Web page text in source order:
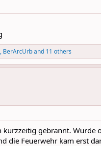
, BerArcUrband 11 others
kurzzeitig gebrannt. Wurde
die Feuerwehr kam erst